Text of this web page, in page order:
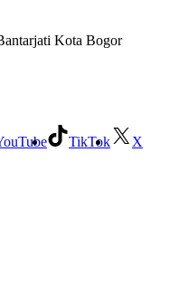
Kota Bogor
TikTok X